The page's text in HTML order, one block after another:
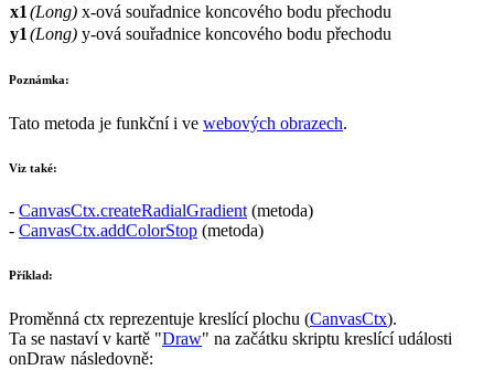
x1 (Long) x-ová souřadnice koncového bodu přechodu
y1 (Long) y-ová souřadnice koncového bodu přechodu
Poznámka:
Tato metoda je funkční i ve webových obrazech.
Viz také:
- CanvasCtx.createRadialGradient(metoda)
- CanvasCtx.addColorStop (metoda)
Příklad:
Proměnná ctx reprezentuje kreslící plochu (CanvasCtx).
Ta se nastaví v kartě "Draw" na začátku skriptu kreslící události
onDraw následovně: